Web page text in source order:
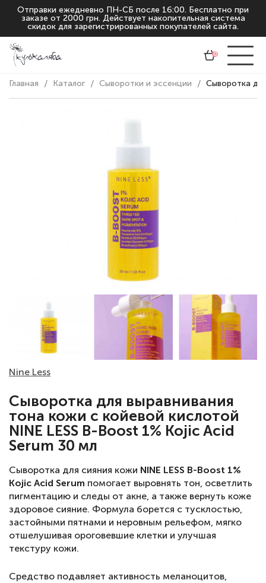
Отправки ежедневно ПН-СБ после 16:00. Бесплатно при
заказе от 2000 грн. Действует накопительная система
скидок для зарегистрированных покупателей сайта.
0
Главная Каталог Сыворотки и эссенции Сыворотка
Nine Less
Сыворотка для выравнивания
тона кожи с койевой кислотой
NINE LESS B-Boost 1% Kojic Acid
Serum 30 мл
Сыворотка для сияния кожи NINE LESS B-Boost 1%
Kojic Acid Serum помогает выровнять тон, осветлить
пигментацию и следы от акне, а также вернуть коже
здоровое сияние. Формула борется с тусклостью,
застойными пятнами и неровным рельефом, мягко
отшелушивая ороговевшие клетки и улучшая
текстуру кожи.
Средство подавляет активность меланоцитов,